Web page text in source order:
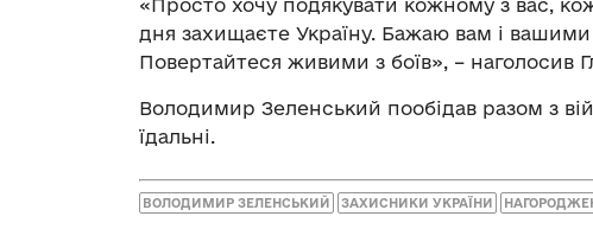
«Просто хочу подякувати кожному з вас,
дня захищаєте Україну. Бажаю вам і вашими
Повертайтеся живими з боїв», – наголосив
Володимир Зеленський пообідав разом з
їдальні.
ВОЛОДИМИР ЗЕЛЕНСЬКИЙ ЗАХИСНИКИ УКРАЇНИ